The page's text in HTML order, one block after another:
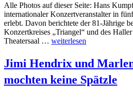
Alle Photos auf dieser Seite: Hans
internationaler Konzertveranstalter in
erlebt. Davon berichtete der 81-Jährige
Konzertkreises „Triangel“ und des
Theatersaal … weiterlesen
Jimi Hendrix und
mochten keine Spätzle